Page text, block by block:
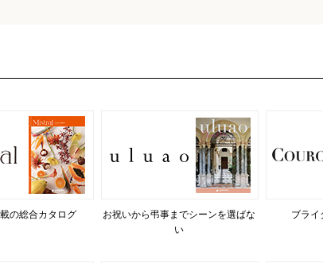
載の総合カタログ
お祝いから弔事までシーンを選ばな
い
ブライ